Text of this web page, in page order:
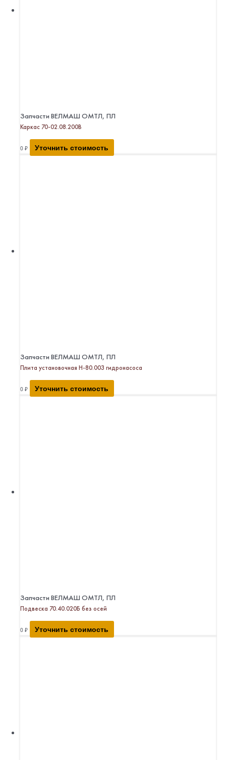
Запчасти ВЕЛМАШ ОМТЛ, ПЛ
Каркас 70-02.08.200В
0 ₽ Уточнить стоимость
Запчасти ВЕЛМАШ ОМТЛ, ПЛ
Плита установочная Н-80.003 гидронасоса
0 ₽ Уточнить стоимость
Запчасти ВЕЛМАШ ОМТЛ, ПЛ
Подвеска 70.40.020Б без осей
0 ₽ Уточнить стоимость